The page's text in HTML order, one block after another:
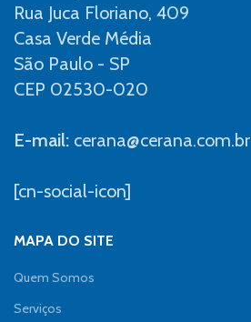
Rua Juca Floriano, 409
Casa Verde Média
São Paulo - SP
CEP 02530-020
E-mail: cerana@cerana.com.br
[cn-social-icon]
MAPA DO SITE
Quem Somos
Serviços